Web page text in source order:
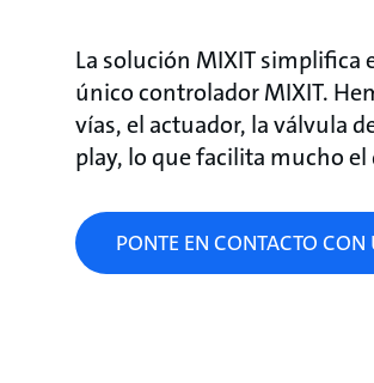
La solución MIXIT simplifica
único controlador MIXIT.
vías, el actuador, la válvula
play, lo que facilita mucho
PONTE EN CONTACTO